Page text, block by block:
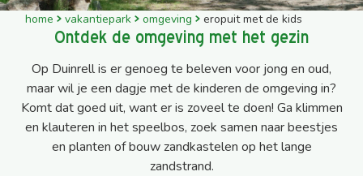
home vakantiepark omgeving eropuit met de kids
Ontdek de omgeving met het gezin
Op Duinrell is er genoeg te beleven voor jong en oud,
maar wil je een dagje met de kinderen de omgeving in?
Komt dat goed uit, want er is zoveel te doen! Ga klimmen
en klauteren in het speelbos, zoek samen naar beestjes
en planten of bouw zandkastelen op het lange
zandstrand.